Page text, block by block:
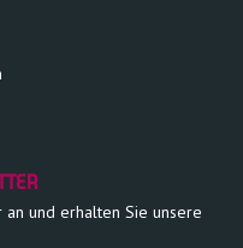
und erhalten Sie unsere